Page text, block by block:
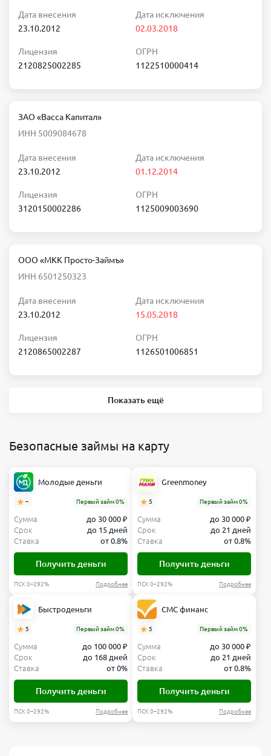
Дата внесения
23.10.2012
Дата исключения
02.03.2018
Лицензия
2120825002285
ОГРН
1122510000414
ЗАО «Васса Капитал»
ИНН 5009084678
Дата внесения
23.10.2012
Дата исключения
01.12.2014
Лицензия
3120150002286
ОГРН
1125009003690
ООО «МКК Просто-Займъ»
ИНН 6501250323
Дата внесения
23.10.2012
Дата исключения
15.05.2018
Лицензия
2120865002287
ОГРН
1126501006851
Показать ещё
Безопасные займы на карту
Молодые деньги
– Первый займ 0%
Сумма
до 30 000 ₽
Срок
до 15 дней
Ставка
от 0.8%
Получить деньги
ПСК 0–292% Подробнее
Greenmoney
5 Первый займ 0%
Сумма
до 30 000 ₽
Срок
до 21 дней
Ставка
от 0.8%
Получить деньги
ПСК 0–292% Подробнее
Быстроденьги
5 Первый займ 0%
Сумма
до 100 000 ₽
Срок
до 168 дней
Ставка
от 0%
Получить деньги
ПСК 0–292% Подробнее
СМС финанс
5 Первый займ 0%
Сумма
до 30 000 ₽
Срок
до 21 дней
Ставка
от 0.8%
Получить деньги
ПСК 0–292% Подробнее